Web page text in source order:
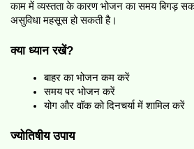
काम में व्यस्तता के कारण भोजन का समय बिगड़
असुविधा महसूस हो सकती है।
क्या ध्यान रखें?
बाहर का भोजन कम करें
समय पर भोजन करें
योग और वॉक को दिनचर्या में शामिल करें
ज्योतिषीय उपाय